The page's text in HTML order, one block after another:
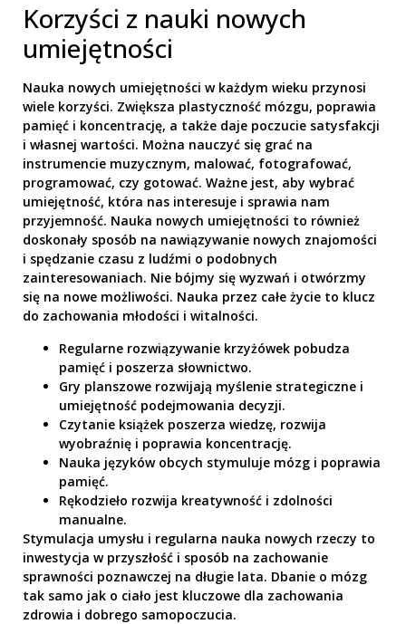
Korzyści z nauki nowych
umiejętności
Nauka nowych umiejętności w każdym wieku przynosi
wiele korzyści. Zwiększa plastyczność mózgu, poprawia
pamięć i koncentrację, a także daje poczucie satysfakcji
i własnej wartości. Można nauczyć się grać na
instrumencie muzycznym, malować, fotografować,
programować, czy gotować. Ważne jest, aby wybrać
umiejętność, która nas interesuje i sprawia nam
przyjemność. Nauka nowych umiejętności to również
doskonały sposób na nawiązywanie nowych znajomości
i spędzanie czasu z ludźmi o podobnych
zainteresowaniach. Nie bójmy się wyzwań i otwórzmy
się na nowe możliwości. Nauka przez całe życie to klucz
do zachowania młodości i witalności.
Regularne rozwiązywanie krzyżówek pobudza
pamięć i poszerza słownictwo.
Gry planszowe rozwijają myślenie strategiczne i
umiejętność podejmowania decyzji.
Czytanie książek poszerza wiedzę, rozwija
wyobraźnię i poprawia koncentrację.
Nauka języków obcych stymuluje mózg i poprawia
pamięć.
Rękodzieło rozwija kreatywność i zdolności
manualne.
Stymulacja umysłu i regularna nauka nowych rzeczy to
inwestycja w przyszłość i sposób na zachowanie
sprawności poznawczej na długie lata. Dbanie o mózg
tak samo jak o ciało jest kluczowe dla zachowania
zdrowia i dobrego samopoczucia.